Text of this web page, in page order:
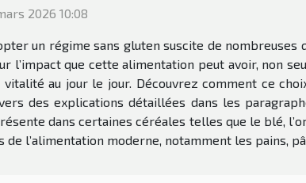
2026 10:08
un régime sans gluten suscite de
l’impact que cette alimentation peut avoir, non
au jour le jour. Découvrez comment ce
des explications détaillées dans les
dans certaines céréales telles que le blé,
l’alimentation moderne, notamment les pains,